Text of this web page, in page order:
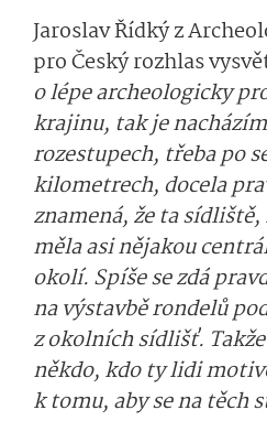
Jaroslav Řídký z
pro Český rozhlas
o lépe archeologicky
krajinu, tak je
rozestupech, třeba po
kilometrech, docela
znamená, že ta
měla asi nějakou
okolí. Spíše se zdá
na výstavbě rondelů
z okolních sídlišť.
někdo, kdo ty lidi
k tomu, aby se na těch